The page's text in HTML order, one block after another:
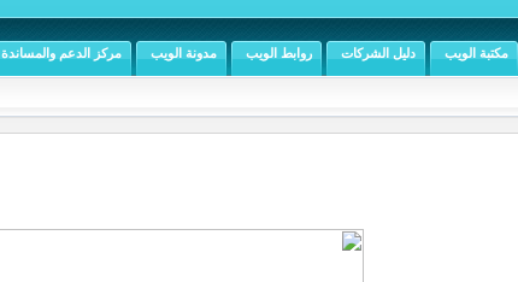
مكتبة الويب دليل الشركات روابط الويب مدونة الويب مركز الدعم والمساندة